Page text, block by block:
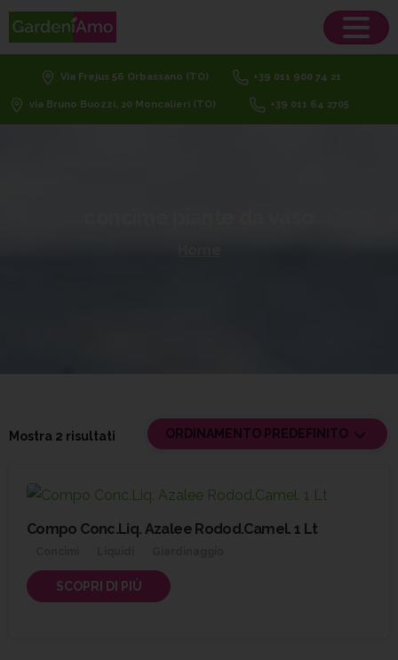
Via Frejus 56 Orbassano (TO) +39 011 900 74 21
via Bruno Buozzi, 20 Moncalieri (TO) +39 011 64 2705
Mostra 2 risultati ORDINAMENTO PREDEFINITO
Compo Conc.Liq. Azalee Rodod.Camel. 1 Lt
SCOPRI DI PIÙ